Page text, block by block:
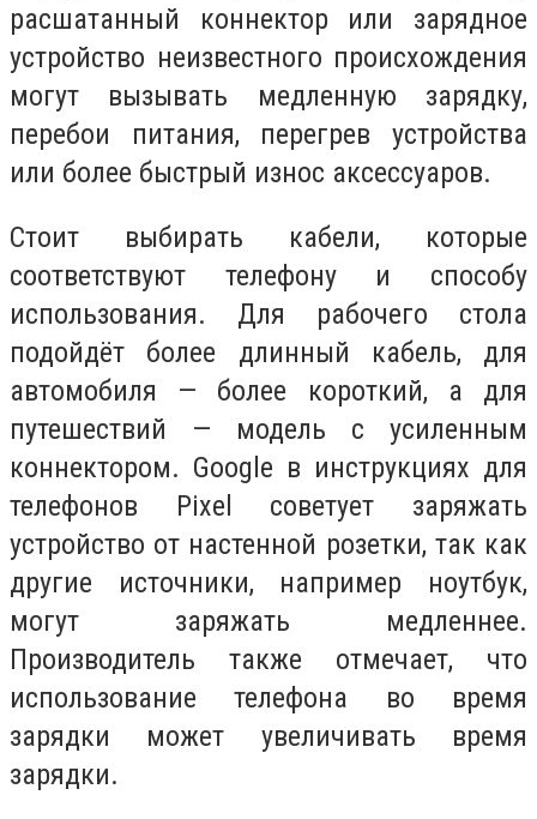
расшатанный коннектор или зарядное
устройство неизвестного происхождения
могут вызывать медленную зарядку,
перебои питания, перегрев устройства
или более быстрый износ аксессуаров.
Стоит выбирать кабели, которые
соответствуют телефону и способу
использования. Для рабочего стола
подойдёт более длинный кабель, для
автомобиля — более короткий, а для
путешествий — модель с усиленным
коннектором. Google в инструкциях для
телефонов Pixel советует заряжать
устройство от настенной розетки, так как
другие источники, например ноутбук,
могут заряжать медленнее.
Производитель также отмечает, что
использование телефона во время
зарядки может увеличивать время
зарядки.